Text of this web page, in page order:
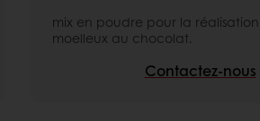
mix en poudre pour la
moelleux au chocolat.
Contactez-nous